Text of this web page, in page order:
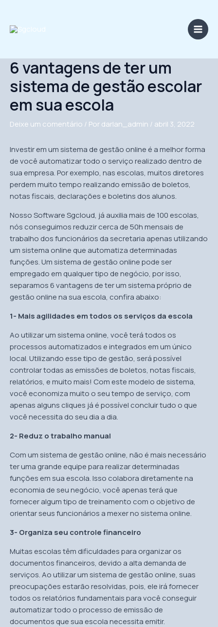
6 vantagens de ter um
sistema de gestão escolar
em sua escola
Deixe um comentário / Pordarlan_admin / abril 3, 2022
Investir em um sistema de gestão online é a melhor forma
de você automatizar todo o serviço realizado dentro de
sua empresa. Por exemplo, nas escolas, muitos diretores
perdem muito tempo realizando emissão de boletos,
notas fiscais, declarações e boletins dos alunos.
Nosso Software Sgcloud, já auxilia mais de 100 escolas,
nós conseguimos reduzir cerca de 50h mensais de
trabalho dos funcionários da secretaria apenas utilizando
um sistema online que automatiza determinadas
funções. Um sistema de gestão online pode ser
empregado em qualquer tipo de negócio, por isso,
separamos 6 vantagens de ter um sistema próprio de
gestão online na sua escola, confira abaixo:
1- Mais agilidades em todos os serviços da escola
Ao utilizar um sistema online, você terá todos os
processos automatizados e integrados em um único
local. Utilizando esse tipo de gestão, será possível
controlar todas as emissões de boletos, notas fiscais,
relatórios, e muito mais! Com este modelo de sistema,
você economiza muito o seu tempo de serviço, com
apenas alguns cliques já é possível concluir tudo o que
você necessita do seu dia a dia.
2- Reduz o trabalho manual
Com um sistema de gestão online, não é mais necessário
ter uma grande equipe para realizar determinadas
funções em sua escola. Isso colabora diretamente na
economia de seu negócio, você apenas terá que
fornecer algum tipo de treinamento com o objetivo de
orientar seus funcionários a mexer no sistema online.
3- Organiza seu controle financeiro
Muitas escolas têm dificuldades para organizar os
documentos financeiros, devido a alta demanda de
serviços. Ao utilizar um sistema de gestão online, suas
preocupações estarão resolvidas, pois, ele irá fornecer
todos os relatórios fundamentais para você conseguir
automatizar todo o processo de emissão de
documentos que sua escola necessita emitir.